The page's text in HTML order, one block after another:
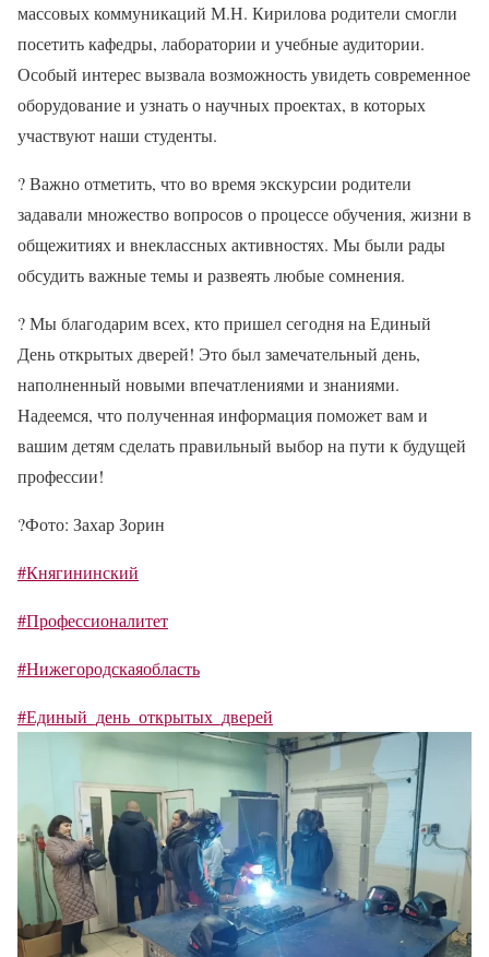
массовых коммуникаций М.Н. Кирилова родители смогли
посетить кафедры, лаборатории и учебные аудитории.
Особый интерес вызвала возможность увидеть современное
оборудование и узнать о научных проектах, в которых
участвуют наши студенты.
?Важно отметить, что во время экскурсии родители
задавали множество вопросов о процессе обучения, жизни в
общежитиях и внеклассных активностях. Мы были рады
обсудить важные темы и развеять любые сомнения.
?Мы благодарим всех, кто пришел сегодня на Единый
День открытых дверей! Это был замечательный день,
наполненный новыми впечатлениями и знаниями.
Надеемся, что полученная информация поможет вам и
вашим детям сделать правильный выбор на пути к будущей
профессии!
?Фото: Захар Зорин
#Княгининский
#Профессионалитет
#Нижегородскаяобласть
#Единый_день_открытых_дверей